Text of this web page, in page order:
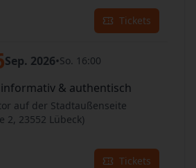
Tickets
Sep. 2026•So. 16:00
& authentisch
auf der Stadtaußenseite
2, 23552 Lübeck)
Tickets